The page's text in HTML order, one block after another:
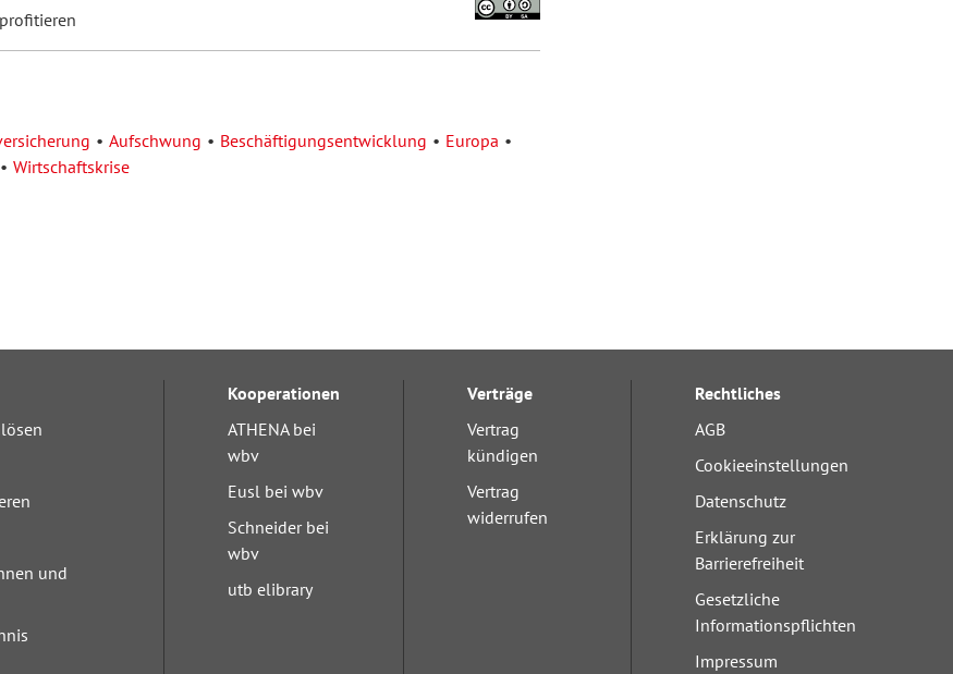
Aufschwung Beschäftigungsentwicklung
Europa
Wirtschaftskrise
und
Kooperationen
ATHENA bei
wbv
Eusl bei wbv
Schneider bei
wbv
utb elibrary
Verträge
Vertrag
kündigen
Vertrag
widerrufen
Rechtliches
AGB
Cookieeinstellungen
Datenschutz
Erklärung zur
Barrierefreiheit
Gesetzliche
Informationspflichten
Impressum